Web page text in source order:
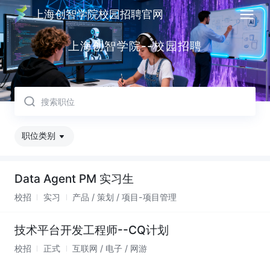
上海创智学院校园招聘官网
上海创智学院--校园招聘
取消
职位类别
Data Agent PM 实习生
校招 实习 产品 / 策划 / 项目-项目管理
技术平台开发工程师--CQ计划
校招 正式 互联网 / 电子 / 网游